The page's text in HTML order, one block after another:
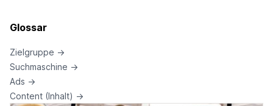
Glossar
Zielgruppe →
Suchmaschine →
Ads →
Content (Inhalt) →